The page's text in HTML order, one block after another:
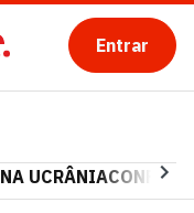
Entrar
UCRÂNIA